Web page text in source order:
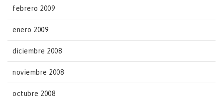
febrero 2009
enero 2009
diciembre 2008
noviembre 2008
octubre 2008